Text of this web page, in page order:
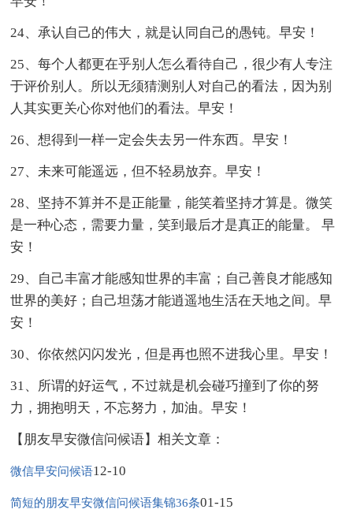
24、承认自己的伟大，就是认同自己的愚钝。早安！
25、每个人都更在乎别人怎么看待自己，很少有人专注
于评价别人。所以无须猜测别人对自己的看法，因为别
人其实更关心你对他们的看法。早安！
26、想得到一样一定会失去另一件东西。早安！
27、未来可能遥远，但不轻易放弃。早安！
28、坚持不算并不是正能量，能笑着坚持才算是。微笑
是一种心态，需要力量，笑到最后才是真正的能量。 早
安！
29、自己丰富才能感知世界的丰富；自己善良才能感知
世界的美好；自己坦荡才能逍遥地生活在天地之间。早
安！
30、你依然闪闪发光，但是再也照不进我心里。早安！
31、所谓的好运气，不过就是机会碰巧撞到了你的努
力，拥抱明天，不忘努力，加油。早安！
【朋友早安微信问候语】相关文章：
微信早安问候语12-10
简短的朋友早安微信问候语集锦36条01-15